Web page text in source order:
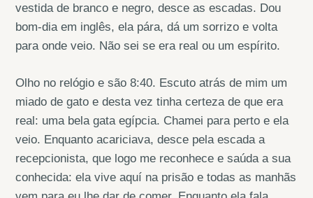
vestida de branco e negro, desce as escadas. Dou
bom-dia em inglês, ela pára, dá um sorrizo e volta
para onde veio. Não sei se era real ou um espírito.
Olho no relógio e são 8:40. Escuto atrás de mim um
miado de gato e desta vez tinha certeza de que era
real: uma bela gata egípcia. Chamei para perto e ela
veio. Enquanto acariciava, desce pela escada a
recepcionista, que logo me reconhece e saúda a sua
conhecida: ela vive aquí na prisão e todas as manhãs